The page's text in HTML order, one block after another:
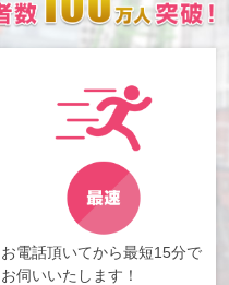
お電話頂いてから最短15分で
お伺いいたします！